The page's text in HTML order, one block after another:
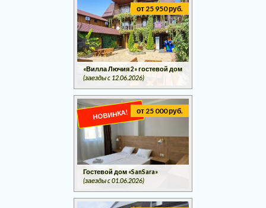
от 25 950 руб.
«Вилла Лючия 2» гостевой дом
(заезды c 12.06.2026)
НОВИНКА! от 25 000 руб.
Гостевой дом «SanSara»
(заезды c 01.06.2026)